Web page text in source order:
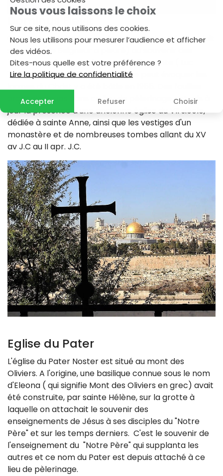
Nous vous laissons le choix
Sur ce site, nous utilisons des cookies.
Nous les utilisons pour mesurer l’audience et afficher
des vidéos.
Dites-nous quelle est votre préférence ?
Lire la politique de confidentialité
Accepter Refuser Choisir
Ce sanctuaire à mi-chemin du mont des Oliviers, doit
son nom ( le Seigneur a pleuré) au souvenir des
larmes versées par Jésus sur la ville sainte ( Luc
19:41). Une chapelle dont la forme peut évoquer les
archéologiques dans ce lieu de pèlerinage ont mis à
jour la présence d'une ancienne église du VII siècle,
dédiée à sainte Anne, ainsi que les vestiges d'un
monastère et de nombreuses tombes allant du XV
av J.C au II apr. J.C.
Eglise du Pater
L'église du Pater Noster est situé au mont des
Oliviers. A l'origine, une basilique connue sous le nom
d'Eleona ( qui signifie Mont des Oliviers en grec) avait
été construite, par sainte Hélène, sur la grotte à
laquelle on attachait le souvenir des
enseignements de Jésus à ses disciples du "Notre
Père" et sur les temps derniers. C'est le souvenir de
l'enseignement du "Notre Père" qui supplanta les
autres et ce nom du Pater est depuis attaché à ce
lieu de pèlerinage.